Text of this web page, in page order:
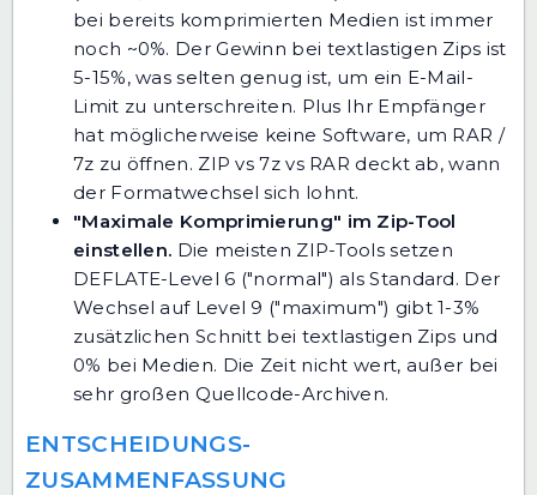
bei bereits komprimierten Medien ist immer
noch ~0%. Der Gewinn bei textlastigen Zips ist
5-15%, was selten genug ist, um ein E-Mail-
Limit zu unterschreiten. Plus Ihr Empfänger
hat möglicherweise keine Software, um RAR /
7z zu öffnen. ZIP vs 7z vs RAR deckt ab, wann
der Formatwechsel sich lohnt.
"Maximale Komprimierung" im Zip-Tool
einstellen. Die meisten ZIP-Tools setzen
DEFLATE-Level 6 ("normal") als Standard. Der
Wechsel auf Level 9 ("maximum") gibt 1-3%
zusätzlichen Schnitt bei textlastigen Zips und
0% bei Medien. Die Zeit nicht wert, außer bei
sehr großen Quellcode-Archiven.
ENTSCHEIDUNGS-
ZUSAMMENFASSUNG